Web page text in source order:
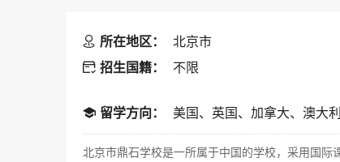
 所在地区： 北京市
 招生国籍： 不限
 留学方向： 美国、英国、加拿大、澳大
北京市鼎石学校是一所属于中国的学校，采用国